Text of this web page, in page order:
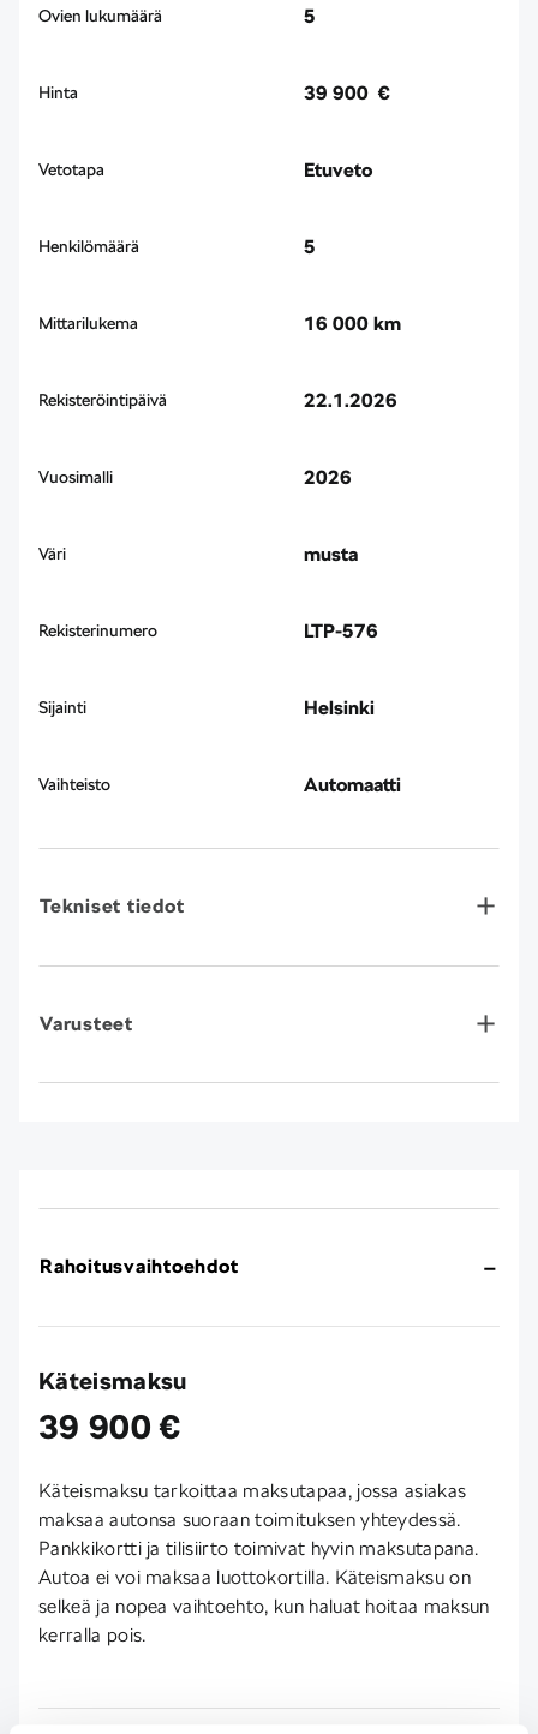
Ovien lukumäärä 5
Hinta 39 900 €
Vetotapa Etuveto
Henkilömäärä 5
Mittarilukema 16 000 km
Rekisteröintipäivä 22.1.2026
Vuosimalli 2026
Väri musta
Rekisterinumero LTP-576
Sijainti Helsinki
Vaihteisto Automaatti
Tekniset tiedot
Varusteet
Rahoitusvaihtoehdot
Käteismaksu
39 900 €
Käteismaksu tarkoittaa maksutapaa, jossa asiakas
maksaa autonsa suoraan toimituksen yhteydessä.
Pankkikortti ja tilisiirto toimivat hyvin maksutapana.
Autoa ei voi maksaa luottokortilla. Käteismaksu on
selkeä ja nopea vaihtoehto, kun haluat hoitaa maksun
kerralla pois.